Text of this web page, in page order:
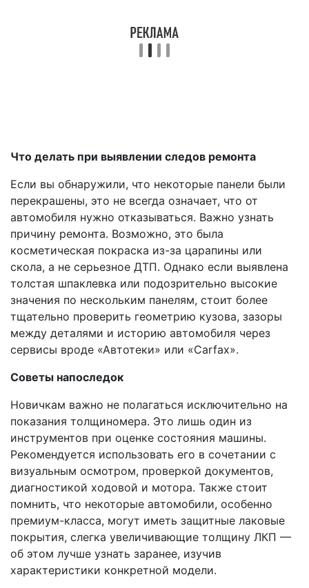
Что делать при выявлении следов ремонта
Если вы обнаружили, что некоторые панели были
перекрашены, это не всегда означает, что от
автомобиля нужно отказываться. Важно узнать
причину ремонта. Возможно, это была
косметическая покраска из-за царапины или
скола, а не серьезное ДТП. Однако если выявлена
толстая шпаклевка или подозрительно высокие
значения по нескольким панелям, стоит более
тщательно проверить геометрию кузова, зазоры
между деталями и историю автомобиля через
сервисы вроде «Автотеки» или «Carfax».
Советы напоследок
Новичкам важно не полагаться исключительно на
показания толщиномера. Это лишь один из
инструментов при оценке состояния машины.
Рекомендуется использовать его в сочетании с
визуальным осмотром, проверкой документов,
диагностикой ходовой и мотора. Также стоит
помнить, что некоторые автомобили, особенно
премиум-класса, могут иметь защитные лаковые
покрытия, слегка увеличивающие толщину ЛКП —
об этом лучше узнать заранее, изучив
характеристики конкретной модели.